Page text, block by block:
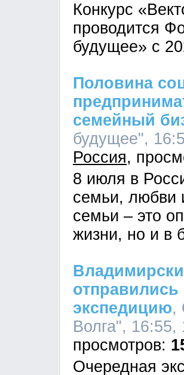
Конкурс
проводится
будущее» с
Половина
семейный
будущее",
Россия
8 июля в
семьи, любви
семьи – это
жизни, но и в
экспедицию,
Волга",
Очередная